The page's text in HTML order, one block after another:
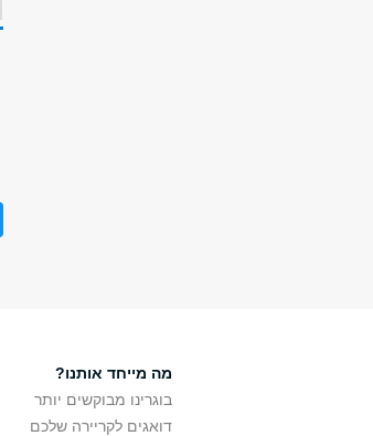
מה מייחד אותנו?
בוגרינו מבוקשים יותר
דואגים לקריירה שלכם